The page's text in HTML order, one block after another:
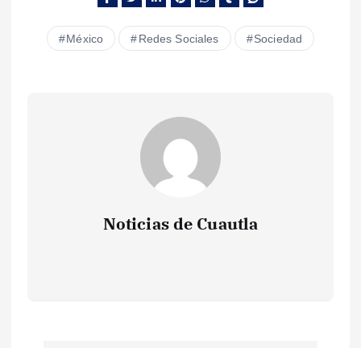
México Redes Sociales Sociedad
Noticias de Cuautla